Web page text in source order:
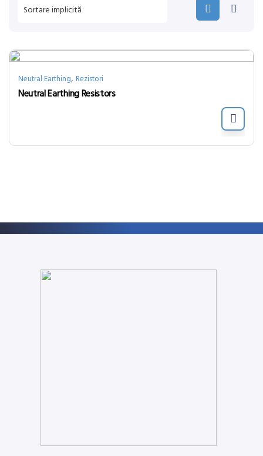
Neutral Earthing, Rezistori
Neutral Earthing Resistors